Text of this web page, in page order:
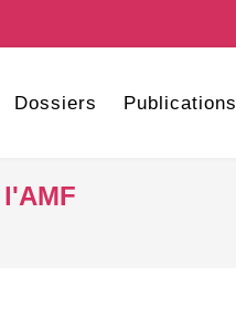
Dossiers Publications